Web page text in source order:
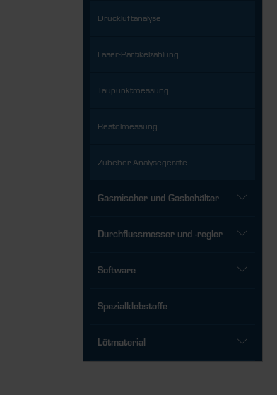
Druckluftanalyse
Laser-Partikelzählung
Taupunktmessung
Restölmessung
Zubehör Analysegeräte
Gasmischer und Gasbehälter
Durchflussmesser und -regler
Software
Spezialklebstoffe
Lötmaterial